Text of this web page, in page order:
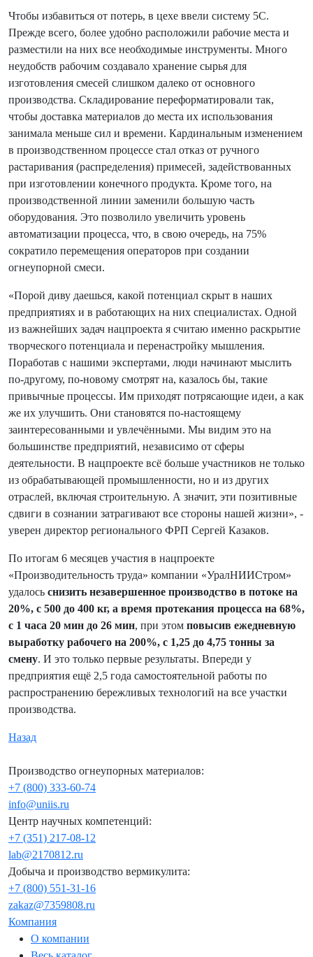
Чтобы избавиться от потерь, в цехе ввели систему 5С.
Прежде всего, более удобно расположили рабочие места и
разместили на них все необходимые инструменты. Много
неудобств рабочим создавало хранение сырья для
изготовления смесей слишком далеко от основного
производства. Складирование переформатировали так,
чтобы доставка материалов до места их использования
занимала меньше сил и времени. Кардинальным изменением
в производственном процессе стал отказ от ручного
растаривания (распределения) примесей, задействованных
при изготовлении конечного продукта. Кроме того, на
производственной линии заменили большую часть
оборудования. Это позволило увеличить уровень
автоматизации процесса, что, в свою очередь, на 75%
сократило перемещения операторов при создании
огнеупорной смеси.
«Порой диву даешься, какой потенциал скрыт в наших
предприятиях и в работающих на них специалистах. Одной
из важнейших задач нацпроекта я считаю именно раскрытие
творческого потенциала и перенастройку мышления.
Поработав с нашими экспертами, люди начинают мыслить
по-другому, по-новому смотрят на, казалось бы, такие
привычные процессы. Им приходят потрясающие идеи, а как
же их улучшить. Они становятся по-настоящему
заинтересованными и увлечёнными. Мы видим это на
большинстве предприятий, независимо от сферы
деятельности. В нацпроекте всё больше участников не только
из обрабатывающей промышленности, но и из других
отраслей, включая строительную. А значит, эти позитивные
сдвиги в сознании затрагивают все стороны нашей жизни», -
уверен директор регионального ФРП Сергей Казаков.
По итогам 6 месяцев участия в нацпроекте
«Производительность труда» компании «УралНИИСтром»
удалось снизить незавершенное производство в потоке на
20%, с 500 до 400 кг, а время протекания процесса на 68%,
с 1 часа 20 мин до 26 мин, при этом повысив ежедневную
выработку рабочего на 200%, с 1,25 до 4,75 тонны за
смену. И это только первые результаты. Впереди у
предприятия ещё 2,5 года самостоятельной работы по
распространению бережливых технологий на все участки
производства.
Назад
Производство огнеупорных материалов:
+7 (800) 333-60-74
info@uniis.ru
Центр научных компетенций:
+7 (351) 217-08-12
lab@2170812.ru
Добыча и производство вермикулита:
+7 (800) 551-31-16
zakaz@7359808.ru
Компания
О компании